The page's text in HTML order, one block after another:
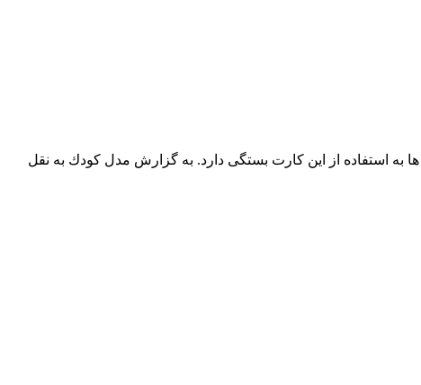
استفاده از این كارت بستگی دارد. به گزارش مدل كودك به نقل